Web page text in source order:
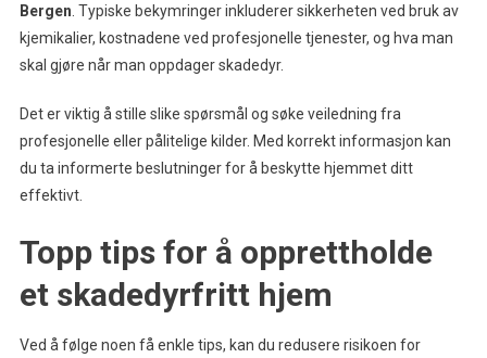
Bergen . Typiske bekymringer inkluderer sikkerheten ved bruk av
kjemikalier, kostnadene ved profesjonelle tjenester, og hva man
skal gjøre når man oppdager skadedyr.
Det er viktig å stille slike spørsmål og søke veiledning fra
profesjonelle eller pålitelige kilder. Med korrekt informasjon kan
du ta informerte beslutninger for å beskytte hjemmet ditt
effektivt.
Topp tips for å opprettholde
et skadedyrfritt hjem
Ved å følge noen få enkle tips, kan du redusere risikoen for